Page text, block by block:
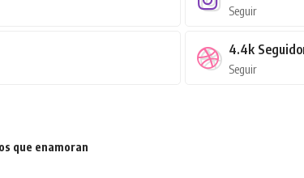
Seguir
4.4k
Seguir
que enamoran